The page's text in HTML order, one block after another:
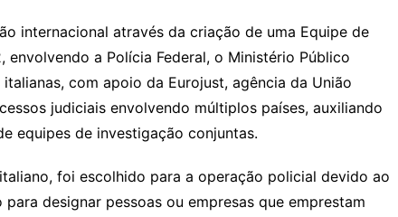
internacional através da criação de uma Equipe de
envolvendo a Polícia Federal, o Ministério Público
com apoio da Eurojust, agência da União
judiciais envolvendo múltiplos países, auxiliando
equipes de investigação conjuntas.
foi escolhido para a operação policial devido ao
designar pessoas ou empresas que emprestam